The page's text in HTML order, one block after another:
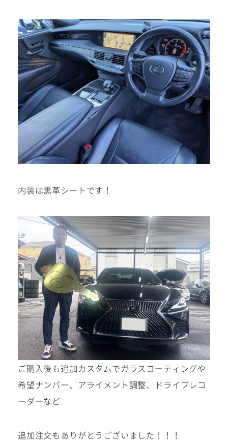
内装は黒革シートです！
ご購入後も追加カスタムでガラスコーティングや
希望ナンバー、アライメント調整、ドライブレコ
ーダーなど
追加注文もありがとうございました！！！